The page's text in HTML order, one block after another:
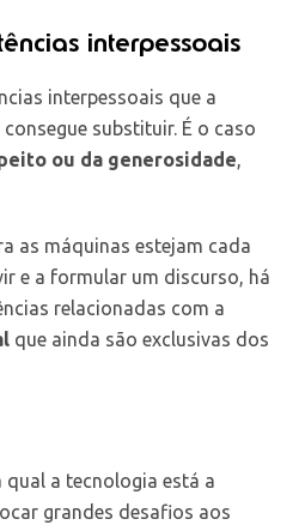
interpessoais
interpessoais que a
substituir. É o caso
ou da generosidade
as máquinas estejam cada
e a formular um discurso, há
relacionadas com a
que ainda são exclusivas dos
qual a tecnologia está a
grandes desafios aos